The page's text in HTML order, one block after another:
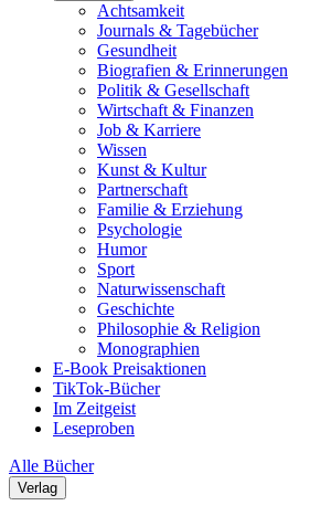
Achtsamkeit
Journals & Tagebücher
Gesundheit
Biografien & Erinnerungen
Politik & Gesellschaft
Wirtschaft & Finanzen
Job & Karriere
Wissen
Kunst & Kultur
Partnerschaft
Familie & Erziehung
Psychologie
Humor
Sport
Naturwissenschaft
Geschichte
Philosophie & Religion
Monographien
E-Book Preisaktionen
TikTok-Bücher
Im Zeitgeist
Leseproben
Alle Bücher
Verlag